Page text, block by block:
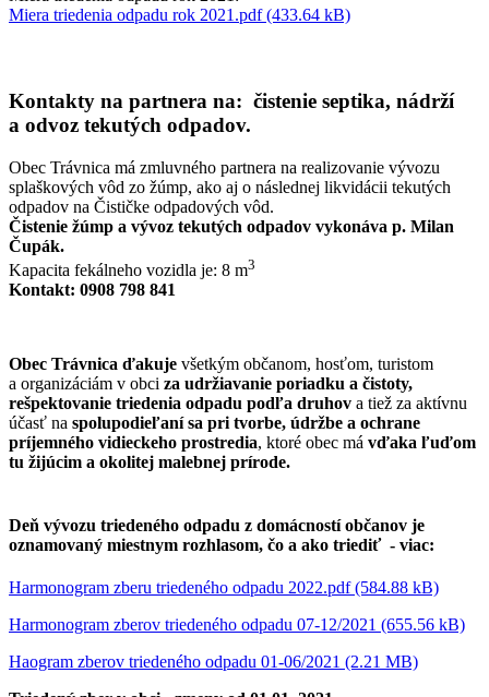
Miera triedenia odpadu rok 2021.pdf (433.64 kB)
Kontakty na partnera na: čistenie septika, nádrží
a odvoz tekutých odpadov.
Obec Trávnica má zmluvného partnera na realizovanie vývozu
splaškových vôd zo žúmp, ako aj o následnej likvidácii tekutých
odpadov na Čističke odpadových vôd.
Čistenie žúmp a vývoz tekutých odpadov vykonáva p. Milan
Čupák.
Kapacita fekálneho vozidla je: 8 m3
Kontakt: 0908 798 841
Obec Trávnica ďakuje všetkým občanom, hosťom, turistom
a organizáciám v obci za udržiavanie poriadku a čistoty,
rešpektovanie triedenia odpadu podľa druhov a tiež za aktívnu
účasť na spolupodieľaní sa pri tvorbe, údržbe a ochrane
príjemného vidieckeho prostredia, ktoré obec má vďaka ľuďom
tu žijúcim a okolitej malebnej prírode.
Deň vývozu triedeného odpadu z domácností občanov je
oznamovaný miestnym rozhlasom, čo a ako triediť - viac:
Harmonogram zberu triedeného odpadu 2022.pdf (584.88 kB)
Harmonogram zberov triedeného odpadu 07-12/2021 (655.56 kB)
Haogram zberov triedeného odpadu 01-06/2021 (2.21 MB)